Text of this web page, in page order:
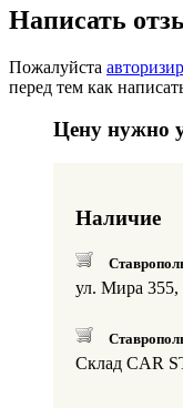
Написать
Пожалуйста
перед тем как
Цену нужно
Наличие
ул. Мира
Склад CAR